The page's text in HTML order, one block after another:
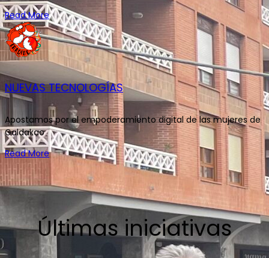
Read More
NUEVAS TECNOLOGÍAS
Apostamos por el empoderamiento digital de las mujeres de
Galdakao
Read More
Últimas iniciativas